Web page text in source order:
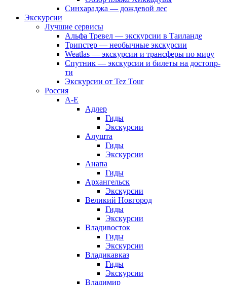
Синхараджа — дождевой лес
Экскурсии
Лучшие сервисы
Альфа Тревел — экскурсии в Таиланде
Трипстер — необычные экскурсии
Weatlas — экскурсии и трансферы по миру
Спутник — экскурсии и билеты на достопр-
ти
Экскурсии от Tez Tour
Россия
А-Е
Адлер
Гиды
Экскурсии
Алушта
Гиды
Экскурсии
Анапа
Гиды
Архангельск
Экскурсии
Великий Новгород
Гиды
Экскурсии
Владивосток
Гиды
Экскурсии
Владикавказ
Гиды
Экскурсии
Владимир